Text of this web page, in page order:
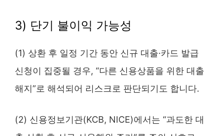
3) 단기 불이익 가능성
(1) 상환 후 일정 기간 동안 신규 대출·카드 발급
신청이 집중될 경우, “다른 신용상품을 위한 대출
해지”로 해석되어 리스크로 판단되기도 합니다.
(2) 신용정보기관(KCB, NICE)에서는 “과도한 대